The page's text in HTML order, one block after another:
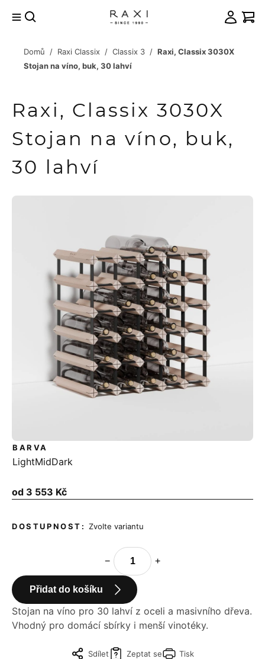
Domů / Raxi Classix / Classix 3 / Raxi, Classix 3030X
Stojan na víno, buk, 30 lahví
Raxi, Classix 3030X
Stojan na víno, buk,
30 lahví
od 3 553 KčMěrná
Zvolte variantu
BARVA
LightMidDark
+
−
Přidat do košíku
Stojan na víno pro 30 lahví z oceli a masivního dřeva.
Vhodný pro domácí sbírky i menší vinotéky.
Tisk
Zeptat se
Sdílet